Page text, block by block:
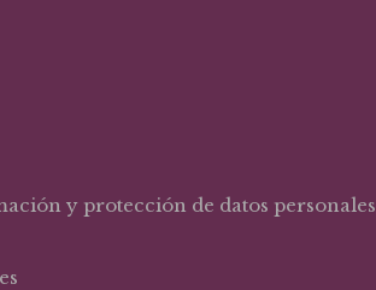
y protección de datos personales